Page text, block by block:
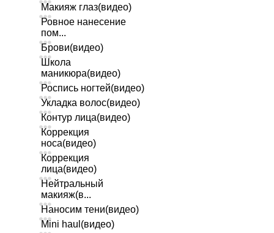
Макияж глаз(видео)
Ровное нанесение
пом...
Брови(видео)
Школа
маникюра(видео)
Роспись ногтей(видео)
Укладка волос(видео)
Контур лица(видео)
Коррекция
носа(видео)
Коррекция
лица(видео)
Нейтральный
макияж(в...
Наносим тени(видео)
Mini haul(видео)